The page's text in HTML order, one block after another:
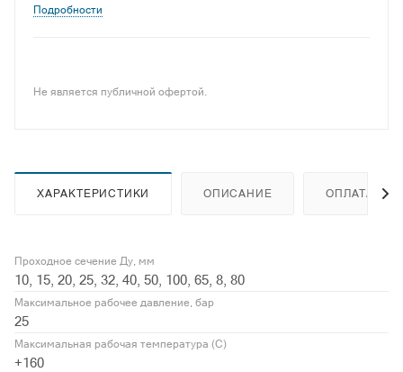
Подробности
Не является публичной офертой.
ХАРАКТЕРИСТИКИ ОПИСАНИЕ ОПЛАТА
Проходное сечение Ду, мм
10, 15, 20, 25, 32, 40, 50, 100, 65, 8, 80
Максимальное рабочее давление, бар
25
Максимальная рабочая температура (С)
+160